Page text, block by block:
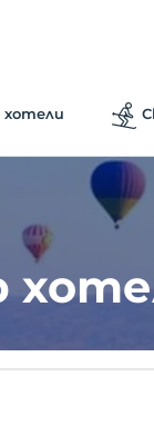
хотели